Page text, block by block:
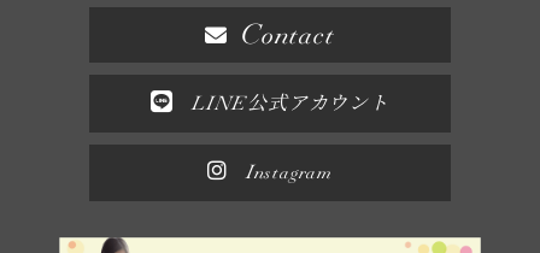
Contact
LINE公式アカウント
Instagram